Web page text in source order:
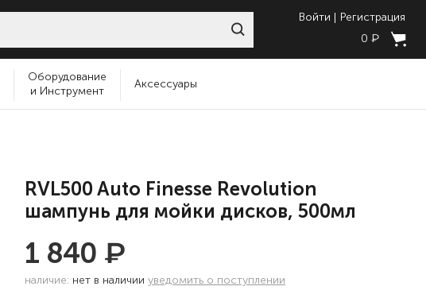
Войти
Регистрация
0 ₽
Оборудование
и Инструмент
Аксессуары
RVL500 Auto Finesse Revolution
шампунь для мойки дисков, 500мл
1 840 ₽
наличие: нет в наличии уведомить о поступлении